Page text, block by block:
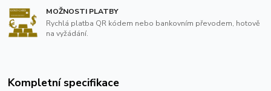
MOŽNOSTI PLATBY
Rychlá platba QR kódem nebo bankovním převodem, hotově
na vyžádání.
Kompletní specifikace